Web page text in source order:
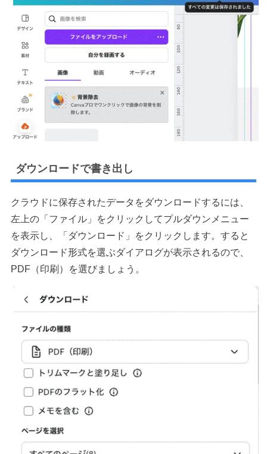
ダウンロードで書き出し
クラウドに保存されたデータをダウンロードするには、
左上の「ファイル」をクリックしてプルダウンメニュー
を表示し、「ダウンロード」をクリックします。すると
ダウンロード形式を選ぶダイアログが表示されるので、
PDF（印刷）を選びましょう。